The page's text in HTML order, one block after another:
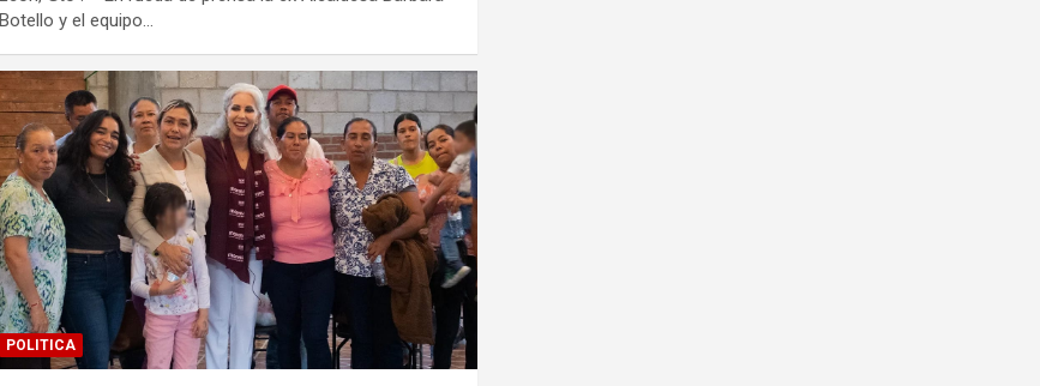
Botello y el equipo…
POLITICA